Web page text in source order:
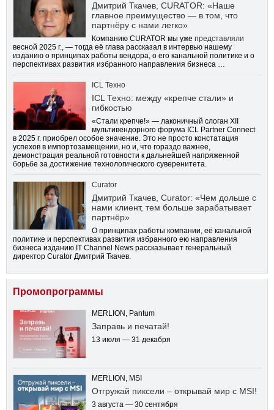
Дмитрий Ткачев, CURATOR: «Наше
главное преимущество — в том, что
партнёру с нами легко»
Компанию CURATOR мы уже представляли
весной 2025 г., — тогда её глава рассказал в интервью нашему
изданию о принципах работы вендора, о его канальной политике и о
перспективах развития избранного направления бизнеса …
ICL Техно
ICL Техно: между «крепче стали» и
гибкостью
«Стали крепче!» — лаконичный слоган XII
мультивендорного форума ICL Partner Connect
в 2025 г. приобрел особое значение. Это не просто констатация
успехов в импортозамещении, но и, что гораздо важнее,
демонстрация реальной готовности к дальнейшей напряженной
борьбе за достижение технологического суверенитета.
Curator
Дмитрий Ткачев, Curator: «Чем дольше с
нами клиент, тем больше зарабатывает
партнёр»
О принципах работы компании, её канальной
политике и перспективах развития избранного ею направления
бизнеса изданию IT Channel News рассказывает генеральный
директор Curator Дмитрий Ткачев.
Промопрограммы
MERLION, Pantum
Заправь и печатай!
13 июля — 31 декабря
MERLION, MSI
Отгружай пиксели – открывай мир с MSI!
3 августа — 30 сентября